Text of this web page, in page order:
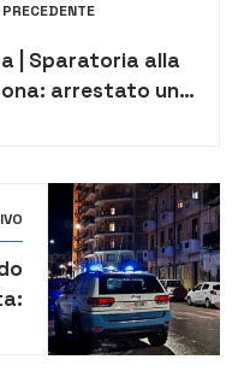
| Sparatoria alla
arrestato un